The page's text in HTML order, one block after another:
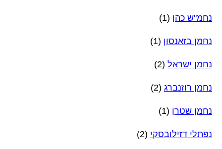
נחמ"ש כהן (1)
נחמן בזאנסון (1)
נחמן ישראל (2)
נחמן רוזנברג (2)
נחמן שטרן (1)
נפתלי דזילובסקי (2)